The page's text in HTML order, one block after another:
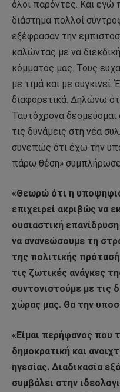
όλοι παρόντες. Και εγώ
διάστημα πολλοί
εξέφρασαν την
καλώντας με να
κόμματός μας. Τους
με τιμά και με
διαφορετικά. Δηλώνω
Ταυτόχρονα
τις δυνάμεις στη νέα
συνεπώς ότι έχω την
πάρω θέση» συμπλήρωσε
«Θεωρώ ότι η
επιχειρεί ακριβώς να
ουσιαστική
να ανανεώσουμε τη
της πολιτικής
τις ζωτικές ανάγκες
συντονιστούμε με τις
χώρας μας. Θα την
«Είμαι περήφανος που
δημοκρατική και
ηγεσίας. Διαδικασία
συμβάλει στην